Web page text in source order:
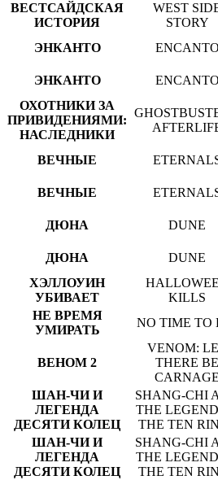
ВЕСТСАЙДСКАЯ
ИСТОРИЯ
WEST
STORY
ЭНКАНТО
ЭНКАНТО
ОХОТНИКИ ЗА
ПРИВИДЕНИЯМИ:
НАСЛЕДНИКИ
ВЕЧНЫЕ
ВЕЧНЫЕ
ДЮНА
DUNE
ДЮНА
DUNE
ХЭЛЛОУИН
УБИВАЕТ
KILLS
НЕ ВРЕМЯ
УМИРАТЬ
NO TIME TO
ВЕНОМ 2
VENOM:
THERE BE
ШАН-ЧИ И
ЛЕГЕНДА
ДЕСЯТИ КОЛЕЦ
SHANG-CHI
THE
THE TEN
ШАН-ЧИ И
ЛЕГЕНДА
ДЕСЯТИ КОЛЕЦ
SHANG-CHI
THE
THE TEN